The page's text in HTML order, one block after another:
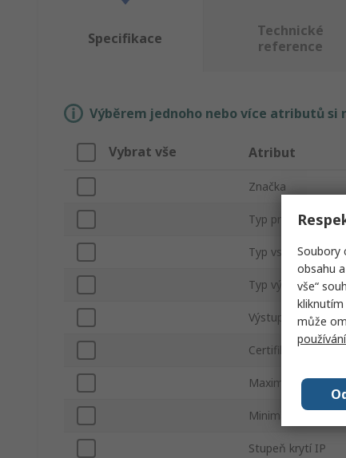
Specifikace
Technické
reference
Výběrem jednoho nebo více atributů si
Vybrat vše Atribut
Značka
Typ produktu
Typ vstupního
Typ výstupního
Výstupní rozsah
Certifikace pro
Maximální
Minimální
Stupeň krytí IP
Soubory
obsahu
vše“
kliknutím
může